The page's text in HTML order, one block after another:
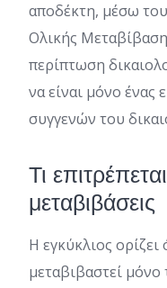
αποδέκτη, μέσω
Ολικής
περίπτωση
να είναι μόνο ένας
συγγενών του
Τι
μεταβιβάσεις
Η εγκύκλιος ορίζει
μεταβιβαστεί